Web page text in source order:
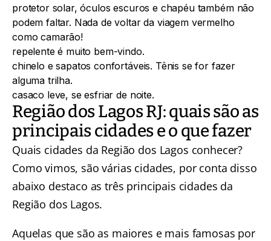
protetor solar,óculos escuros e chapéutambém não
podem faltar. Nada de voltar da viagem vermelho
como camarão!
repelenteé muito bem-vindo.
chinelo e sapatos confortáveis. Tênis se for fazer
alguma trilha.
casaco leve, se esfriar de noite.
Região dos Lagos RJ: quais são as
principais cidades e o que fazer
Quais cidades da Região dos Lagos conhecer?
Como vimos, são várias cidades, por conta disso
abaixo destaco as três principais cidades da
Região dos Lagos.
Aquelas que são as maiores e mais famosas por